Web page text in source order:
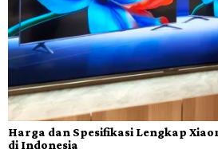
Harga dan Spesifikasi Lengkap
di Indonesia